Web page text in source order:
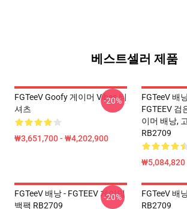
베스트셀러 제품
FGTeeV Goofy 게이머 Vibes 티
셔츠
₩3,651,700 - ₩4,202,900
-20%
FGTeeV 배
FGTEEV 검
이머 배낭,
RB2709
FGTeeV 배낭 - FGTEEV 게이밍
백팩 RB2709
-20%
FGTeeV 배
RB2709